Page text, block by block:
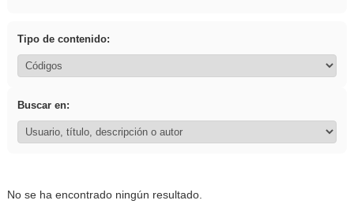
Tipo de contenido:
Buscar en:
No se ha encontrado ningún resultado.